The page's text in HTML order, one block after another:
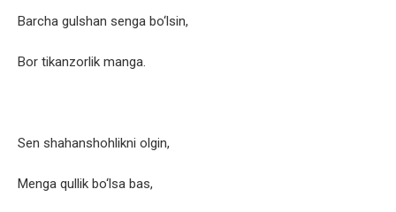
Barcha gulshan senga bo‘lsin,
Bor tikanzorlik manga.
Sen shahanshohlikni olgin,
Menga qullik bo‘lsa bas,